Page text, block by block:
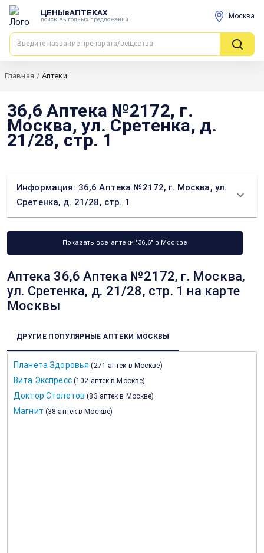
ЦЕНЫвАПТЕКАХ
поиск выгодных предложений Москва
Главная / Аптеки
36,6 Аптека №2172, г.
Москва, ул. Сретенка, д.
21/28, стр. 1
Информация: 36,6 Аптека №2172, г. Москва, ул.
Сретенка, д. 21/28, стр. 1
Показать все аптеки "36,6" в Москве
Аптека 36,6 Аптека №2172, г. Москва,
ул. Сретенка, д. 21/28, стр. 1 на карте
Москвы
ДРУГИЕ ПОПУЛЯРНЫЕ АПТЕКИ МОСКВЫ
Планета Здоровья (271 аптек в Москве)
Вита Экспресс (102 аптек в Москве)
Доктор Столетов (83 аптек в Москве)
Магнит (38 аптек в Москве)